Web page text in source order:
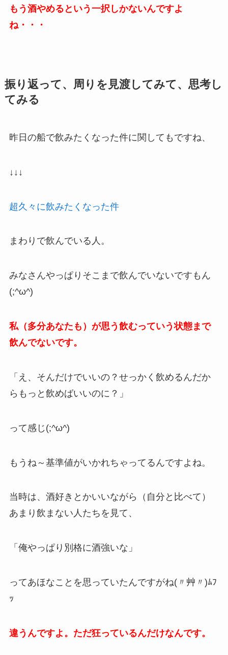
もう酒やめるという一択しかないんですよ
ね・・・
振り返って、周りを見渡してみて、思考し
てみる
昨日の船で飲みたくなった件に関してもですね、
↓↓↓
超久々に飲みたくなった件
まわりで飲んでいる人。
みなさんやっぱりそこまで飲んでいないですもん
(;^ω^)
私（多分あなたも）が思う飲むっていう状態まで
飲んでないです。
「え、そんだけでいいの？せっかく飲めるんだか
らもっと飲めばいいのに？」
って感じ(;^ω^)
もうね～基準値がいかれちゃってるんですよね。
当時は、酒好きとかいいながら（自分と比べて）
あまり飲まない人たちを見て、
「俺やっぱり別格に酒強いな」
ってあほなことを思っていたんですがね(〃艸〃)ﾑﾌ
ｯ
違うんですよ。ただ狂っているんだけなんです。